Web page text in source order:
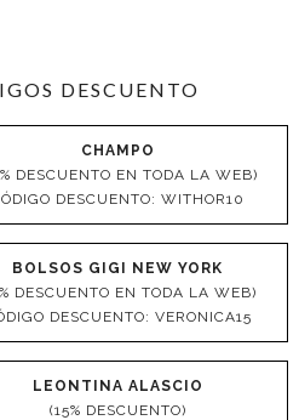
DESCUENTO
CHAMPO
DESCUENTO EN TODA LA WEB)
DESCUENTO: WITHOR10
BOLSOS GIGI NEW YORK
DESCUENTO EN TODA LA WEB)
DESCUENTO: VERONICA15
LEONTINA ALASCIO
(15% DESCUENTO)